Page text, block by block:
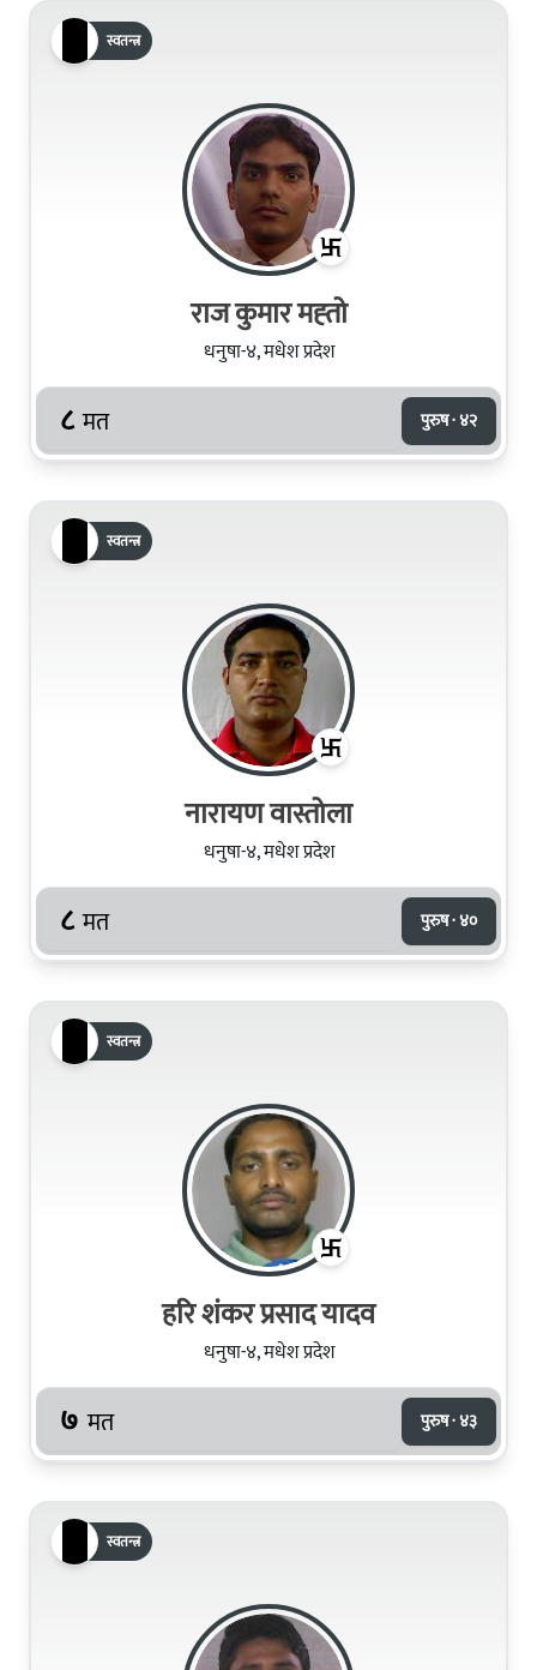
स्वतन्त्र
राज कुमार मह्‍तो
धनुषा-४, मधेश प्रदेश
८ मत पुरुष · ४२
स्वतन्त्र
नारायण वास्तोला
धनुषा-४, मधेश प्रदेश
८ मत पुरुष · ४०
स्वतन्त्र
हरि शंकर प्रसाद यादव
धनुषा-४, मधेश प्रदेश
७ मत पुरुष · ४३
स्वतन्त्र